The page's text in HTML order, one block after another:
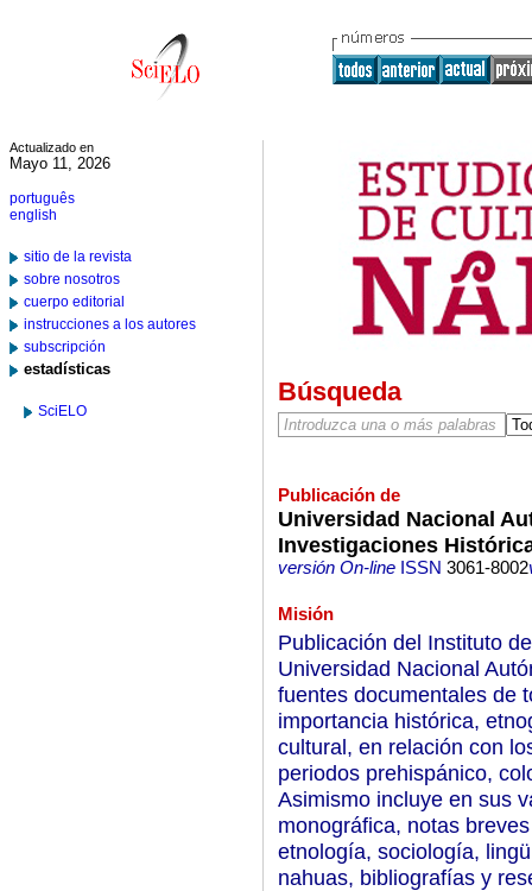
Actualizado en
Mayo 11, 2026
português
english
sitio de la revista
sobre nosotros
cuerpo editorial
instrucciones a los autores
subscripción
estadísticas
SciELO
Búsqueda
Publicación de
Universidad Nacional
Investigaciones
versión On-lineISSN 3061-8002
Misión
Publicación del Instituto
Universidad Nacional
fuentes documentales de
importancia histórica,
cultural, en relación con
periodos prehispánico,
Asimismo incluye en sus
monográfica, notas
etnología, sociología,
nahuas, bibliografías y